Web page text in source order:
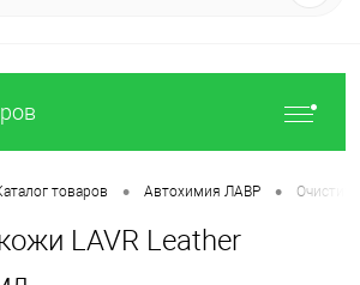
товаров • Автохимия ЛАВР •
LAVR Leather